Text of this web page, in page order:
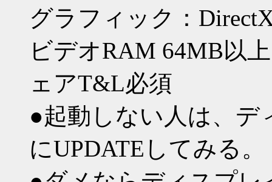
グラフィック：
ビデオRAM 64MB以
ェアT&L必須
●起動しない人は、デ
にUPDATEしてみる。